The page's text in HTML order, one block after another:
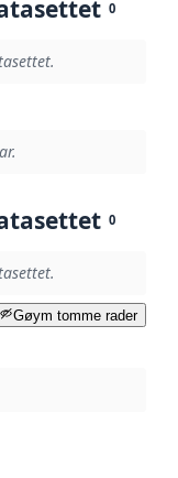
0
0
Gøym tomme rader